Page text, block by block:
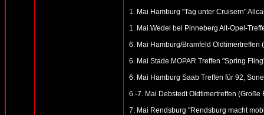
1. Mai Hamburg "Tag unter Cruisern"
1. Mai Wedel bei Pinneberg Alt-Opel-
6. Mai Hamburg/Bramfeld Oldtimertreffen
6. Mai Stade MOPAR Treffen "Spring
6. Mai Hamburg Saab Treffen für 92,
6.-7. Mai Debstedt Oldtimertreffen (Große
7. Mai Rendsburg "Rendsburg macht